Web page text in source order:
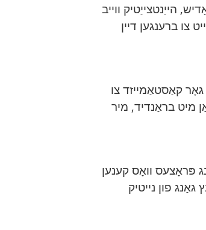
הייַנטצייַטיק ווייב
צו ברענגען דיין
קאַסטאַמייזד צו
מיט בראַנדיד, מיר
פּראָצעס וואָס קענען
פון נייטיק